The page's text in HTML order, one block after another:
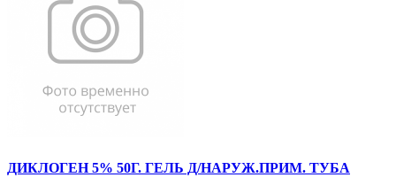
ДИКЛОГЕН 5% 50Г. ГЕЛЬ Д/НАРУЖ.ПРИМ. ТУБА